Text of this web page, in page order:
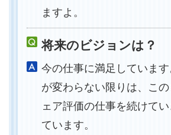
ますよ。
将来のビジョンは？
今の仕事に満足していま
が変わらない限りは、こ
ェア評価の仕事を続けて
ています。